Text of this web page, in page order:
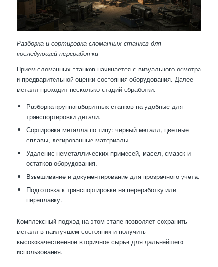
Разборка и сортировка сломанных станков для
последующей переработки
Прием сломанных станков начинается с визуального осмотра
и предварительной оценки состояния оборудования. Далее
металл проходит несколько стадий обработки:
Разборка крупногабаритных станков на удобные для
транспортировки детали.
Сортировка металла по типу: черный металл, цветные
сплавы, легированные материалы.
Удаление неметаллических примесей, масел, смазок и
остатков оборудования.
Взвешивание и документирование для прозрачного учета.
Подготовка к транспортировке на переработку или
переплавку.
Комплексный подход на этом этапе позволяет сохранить
металл в наилучшем состоянии и получить
высококачественное вторичное сырье для дальнейшего
использования.